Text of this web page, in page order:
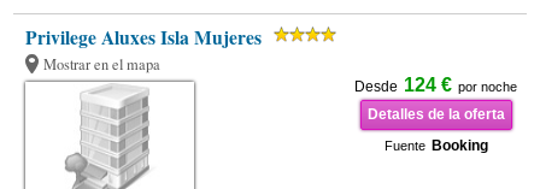
Privilege Aluxes Isla Mujeres
Mostrar en el mapa
Desde 124 € por noche
Detalles de la oferta
Fuente Booking